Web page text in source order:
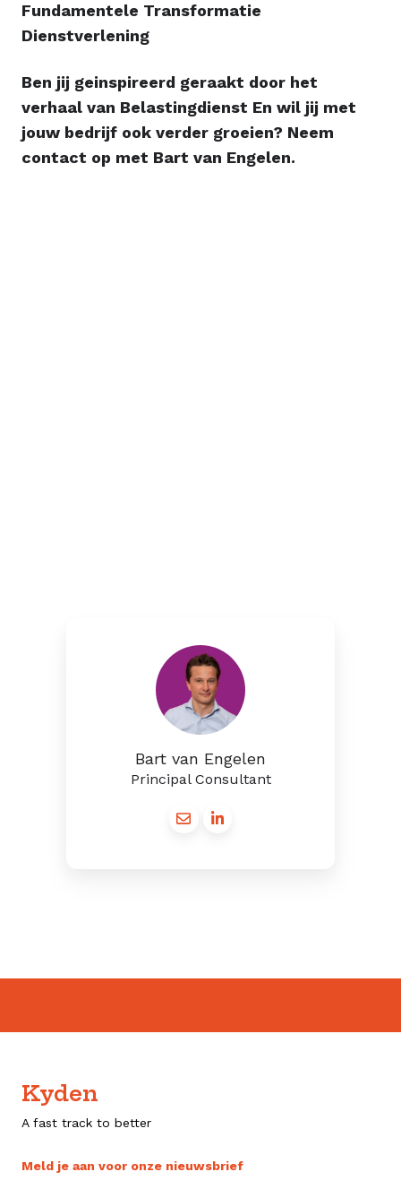
Fundamentele Transformatie
Dienstverlening
Ben jij geinspireerd geraakt door het
verhaal van Belastingdienst En wil jij met
jouw bedrijf ook verder groeien? Neem
contact op met Bart van Engelen.
Bart van Engelen
Principal Consultant
Kyden
A fast track to better
Meld je aan voor onze nieuwsbrief